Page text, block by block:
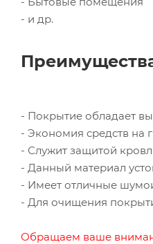
- и др.
- Покрытие обладает
- Экономия средств на
- Служит защитой
- Данный материал
- Имеет отличные
- Для очищения
Обращаем ваше